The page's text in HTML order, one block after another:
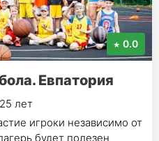
0.0
Евпатория
лет
игроки независимо от
будет полезен